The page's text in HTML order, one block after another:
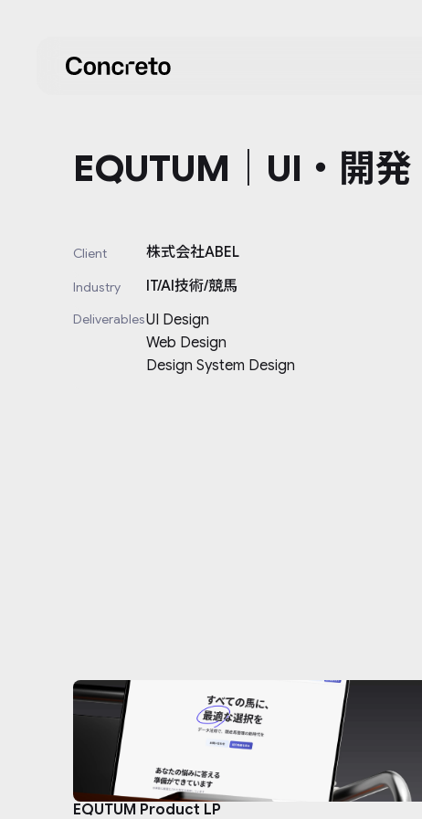
EQUTUM｜UI・開
Client 株式会社ABEL
Industry IT/AI技術/競馬
DeliverablesUI Design
Web Design
Design System Design
EQUTUM Product LP